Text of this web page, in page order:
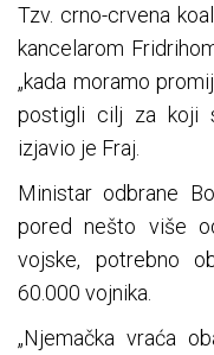
Tzv. crno-crvena
kancelarom
„kada moramo
postigli cilj za koji
izjavio je Fraj.
Ministar odbrane
pored nešto više
vojske, potrebno
60.000 vojnika.
„Njemačka vraća